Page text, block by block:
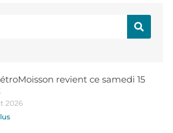
revient ce samedi 15
2026